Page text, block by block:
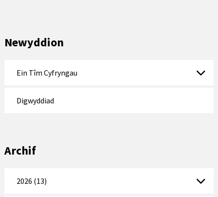
Newyddion
Ein Tîm Cyfryngau
Digwyddiad
Archif
2026 (13)